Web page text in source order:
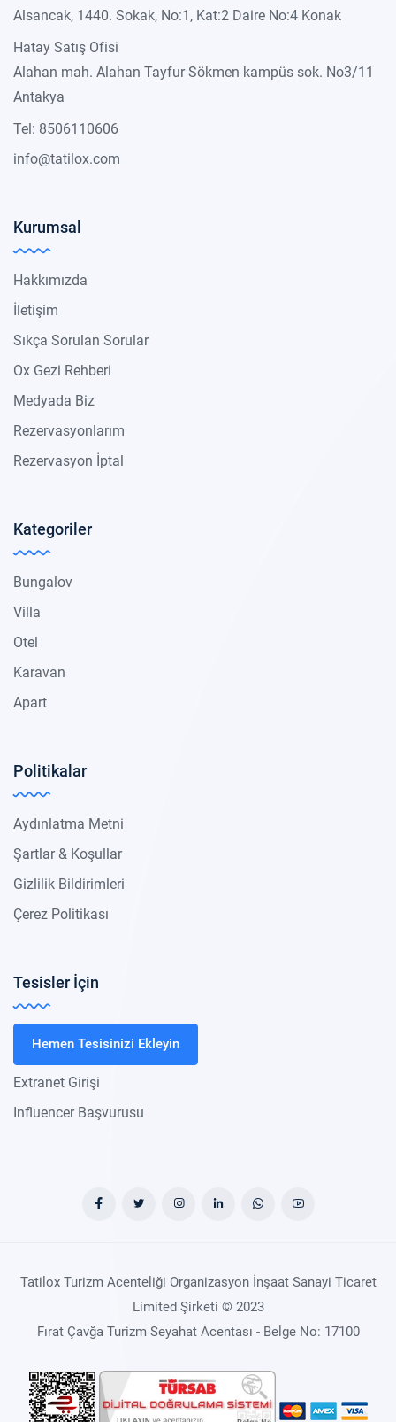
Alsancak, 1440. Sokak, No:1, Kat:2 Daire No:4 Konak
Hatay Satış Ofisi
Alahan mah. Alahan Tayfur Sökmen kampüs sok. No3/11
Antakya
Tel: 8506110606
info@tatilox.com
Kurumsal
Hakkımızda
İletişim
Sıkça Sorulan Sorular
Ox Gezi Rehberi
Medyada Biz
Rezervasyonlarım
Rezervasyon İptal
Kategoriler
Bungalov
Villa
Otel
Karavan
Apart
Politikalar
Aydınlatma Metni
Şartlar & Koşullar
Gizlilik Bildirimleri
Çerez Politikası
Tesisler İçin
Hemen Tesisinizi Ekleyin
Extranet Girişi
Influencer Başvurusu
Tatilox Turizm Acenteliği Organizasyon İnşaat Sanayi Ticaret
Limited Şirketi © 2023
Fırat Çavğa Turizm Seyahat Acentası - Belge No: 17100